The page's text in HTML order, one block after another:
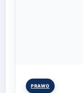
Posted
PRAWO